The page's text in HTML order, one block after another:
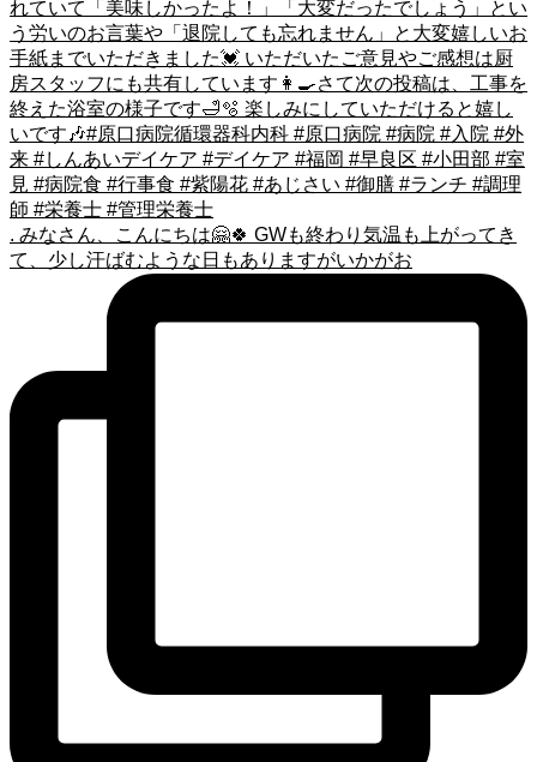
. みなさん、こんにちは🤗🍀 GWも終わり気温も上がってき
て、少し汗ばむような日もありますがいかがお